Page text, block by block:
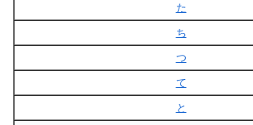
た
ち
つ
て
と